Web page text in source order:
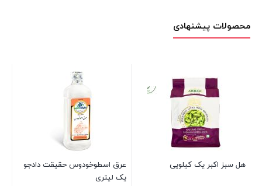
محصولات پیشنهادی
هل سبز اکبر یک کیلویی
عرق اسطوخودوس حقیقت دادجو
یک لیتری